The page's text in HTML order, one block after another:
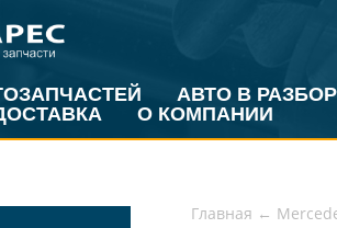
АВТО В РАЗБОР
О КОМПАНИИ
Главная ←